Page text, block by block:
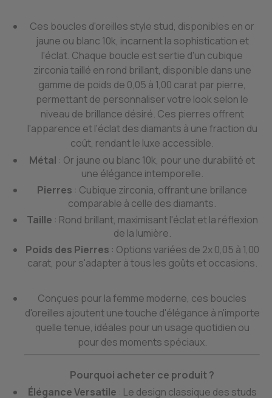
Ces boucles d'oreilles style stud, disponibles en or
jaune ou blanc 10k, incarnent la sophistication et
l'éclat. Chaque boucle est sertie d'un cubique
zirconia taillé en rond brillant, disponible dans une
gamme de poids de 0,05 à 1,00 carat par pierre,
permettant de personnaliser votre look selon le
niveau de brillance désiré. Ces pierres offrent
l'apparence et l'éclat des diamants à une fraction du
coût, rendant le luxe accessible.
Métal : Or jaune ou blanc 10k, pour une durabilité et
une élégance intemporelle.
Pierres : Cubique zirconia, offrant une brillance
comparable à celle des diamants.
Taille : Rond brillant, maximisant l'éclat et la réflexion
de la lumière.
Poids des Pierres : Options variées de 2x 0,05 à 1,00
carat, pour s'adapter à tous les goûts et occasions.
Conçues pour la femme moderne, ces boucles
d'oreilles ajoutent une touche d'élégance à n'importe
quelle tenue, idéales pour un usage quotidien ou
pour des moments spéciaux.
Pourquoi acheter ce produit ?
Élégance Versatile : Le design classique des studs